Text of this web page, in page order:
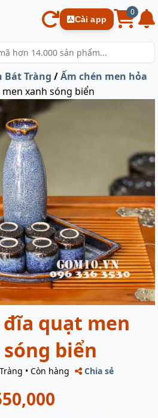
Cài app
0
Bát Tràng /Ấm chén men hỏa
xanh sóng biển
đĩa quạt men
biển
• Còn hàng Chia sẻ